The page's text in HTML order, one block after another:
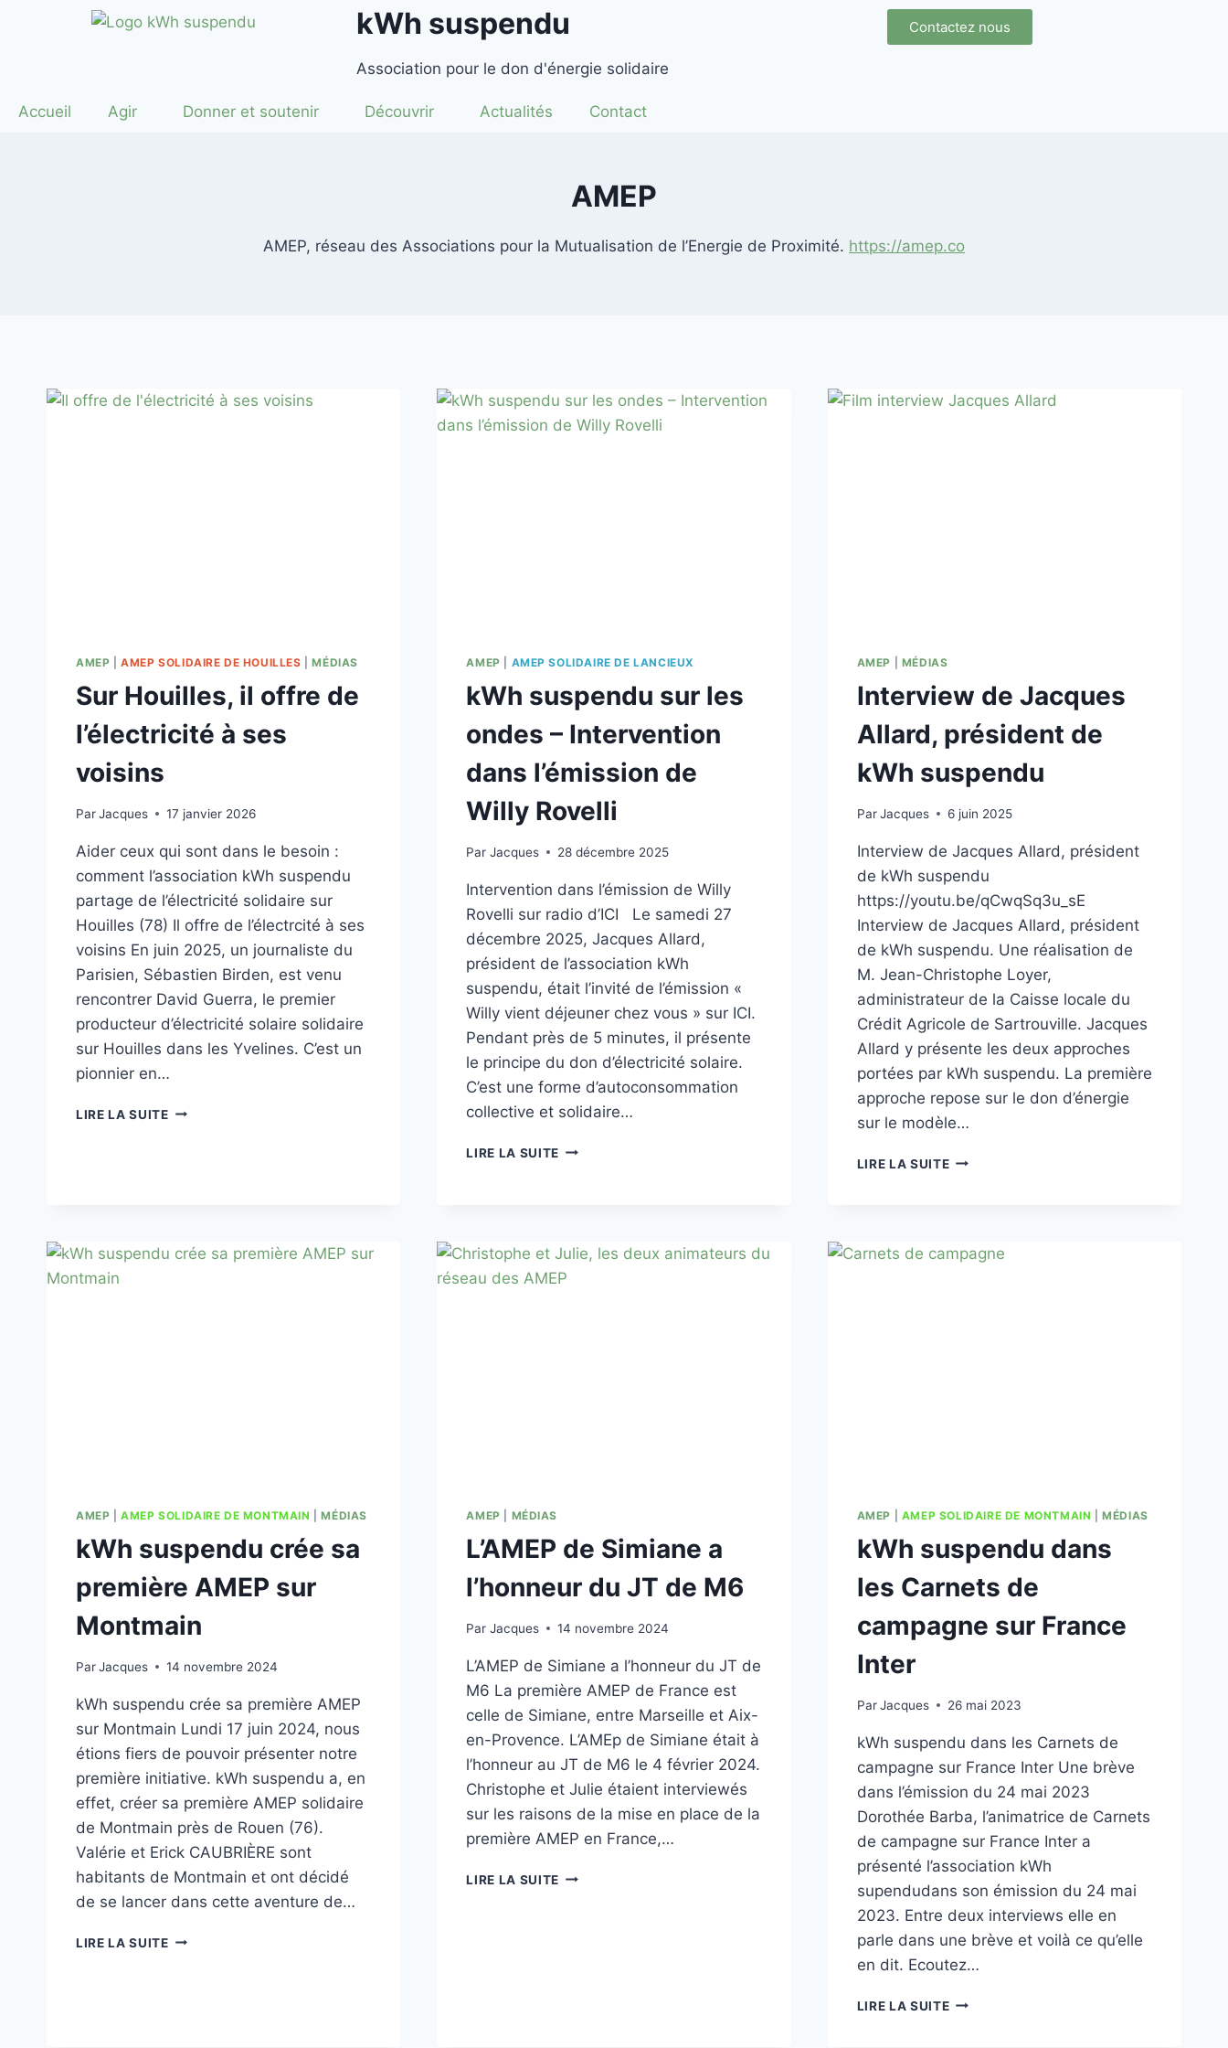
kWh suspendu
Association pour le don d'énergie solidaire
Contactez nous
Accueil Agir Donner et soutenir Découvrir Actualités Contact
AMEP
AMEP, réseau des Associations pour la Mutualisation de l’Energie de Proximité. https://amep.co
AMEP |AMEP SOLIDAIRE DE HOUILLES |MÉDIAS
Sur Houilles, il offre de
l’électricité à ses
voisins
ParJacques 17 janvier 2026
Aider ceux qui sont dans le besoin :
comment l’association kWh suspendu
partage de l’électricité solidaire sur
Houilles (78) Il offre de l’électrcité à ses
voisins En juin 2025, un journaliste du
Parisien, Sébastien Birden, est venu
rencontrer David Guerra, le premier
producteur d’électricité solaire solidaire
sur Houilles dans les Yvelines. C’est un
pionnier en…
LIRE LA SUITE
AMEP AMEP SOLIDAIRE DE LANCIEUX
kWh suspendu sur les
ondes – Intervention
dans l’émission de
Willy Rovelli
Par Jacques 28 décembre 2025
Intervention dans l’émission de Willy
Rovelli sur radio d’ICI Le samedi 27
décembre 2025, Jacques Allard,
président de l’association kWh
suspendu, était l’invité de l’émission «
Willy vient déjeuner chez vous » sur ICI.
Pendant près de 5 minutes, il présente
le principe du don d’électricité solaire.
C’est une forme d’autoconsommation
collective et solidaire…
LIRE LA SUITE
AMEP MÉDIAS
Interview de Jacques
Allard, président de
kWh suspendu
Par Jacques 6 juin 2025
Interview de Jacques Allard, président
de kWh suspendu
https://youtu.be/qCwqSq3u_sE
Interview de Jacques Allard, président
de kWh suspendu. Une réalisation de
M. Jean-Christophe Loyer,
administrateur de la Caisse locale du
Crédit Agricole de Sartrouville. Jacques
Allard y présente les deux approches
portées par kWh suspendu. La première
approche repose sur le don d’énergie
sur le modèle…
LIRE LA SUITE
AMEP |AMEP SOLIDAIRE DE MONTMAIN |MÉDIAS
kWh suspendu crée sa
première AMEP sur
Montmain
ParJacques 14 novembre 2024
kWh suspendu crée sa première AMEP
sur Montmain Lundi 17 juin 2024, nous
étions fiers de pouvoir présenter notre
première initiative. kWh suspendu a, en
effet, créer sa première AMEP solidaire
de Montmain près de Rouen (76).
Valérie et Erick CAUBRIÈRE sont
habitants de Montmain et ont décidé
de se lancer dans cette aventure de…
LIRE LA SUITE
AMEP MÉDIAS
L’AMEP de Simiane a
l’honneur du JT de M6
Par Jacques 14 novembre 2024
L’AMEP de Simiane a l’honneur du JT de
M6 La première AMEP de France est
celle de Simiane, entre Marseille et Aix-
en-Provence. L’AMEp de Simiane était à
l’honneur au JT de M6 le 4 février 2024.
Christophe et Julie étaient interviewés
sur les raisons de la mise en place de la
première AMEP en France,…
LIRE LA SUITE
AMEP AMEP SOLIDAIRE DE MONTMAIN |MÉDIAS
kWh suspendu dans
les Carnets de
campagne sur France
Inter
Par Jacques 26 mai 2023
kWh suspendu dans les Carnets de
campagne sur France Inter Une brève
dans l’émission du 24 mai 2023
Dorothée Barba, l’animatrice de Carnets
de campagne sur France Inter a
présenté l’association kWh
supendudans son émission du 24 mai
2023. Entre deux interviews elle en
parle dans une brève et voilà ce qu’elle
en dit. Ecoutez…
LIRE LA SUITE